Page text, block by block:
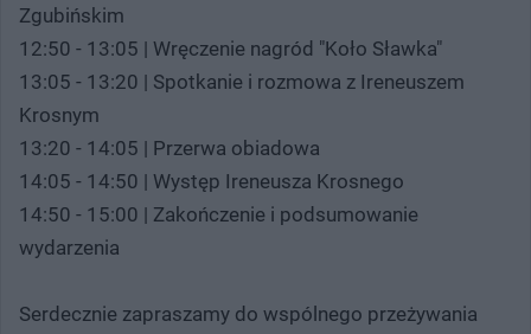
Zgubińskim
12:50 - 13:05 | Wręczenie nagród "Koło Sławka"
13:05 - 13:20 | Spotkanie i rozmowa z Ireneuszem
Krosnym
13:20 - 14:05 | Przerwa obiadowa
14:05 - 14:50 | Występ Ireneusza Krosnego
14:50 - 15:00 | Zakończenie i podsumowanie
wydarzenia
Serdecznie zapraszamy do wspólnego przeżywania